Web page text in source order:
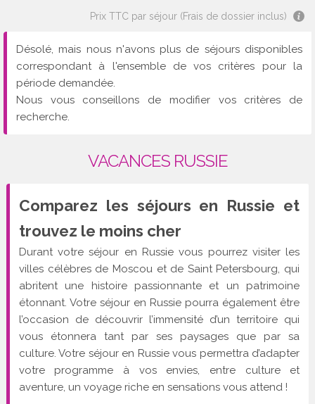
Prix TTC par séjour (Frais de dossier inclus)
Désolé, mais nous n'avons plus de séjours disponibles
correspondant à l'ensemble de vos critères pour la
période demandée.
Nous vous conseillons de modifier vos critères de
recherche.
VACANCES RUSSIE
Comparez les séjours en Russie et
trouvez le moins cher
Durant votre séjour en Russie vous pourrez visiter les
villes célèbres de Moscou et de Saint Petersbourg, qui
abritent une histoire passionnante et un patrimoine
étonnant. Votre séjour en Russie pourra également être
l’occasion de découvrir l’immensité d’un territoire qui
vous étonnera tant par ses paysages que par sa
culture. Votre séjour en Russie vous permettra d’adapter
votre programme à vos envies, entre culture et
aventure, un voyage riche en sensations vous attend !